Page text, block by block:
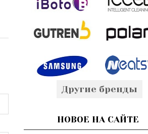
Другие бренды
НОВОЕ НА САЙТЕ